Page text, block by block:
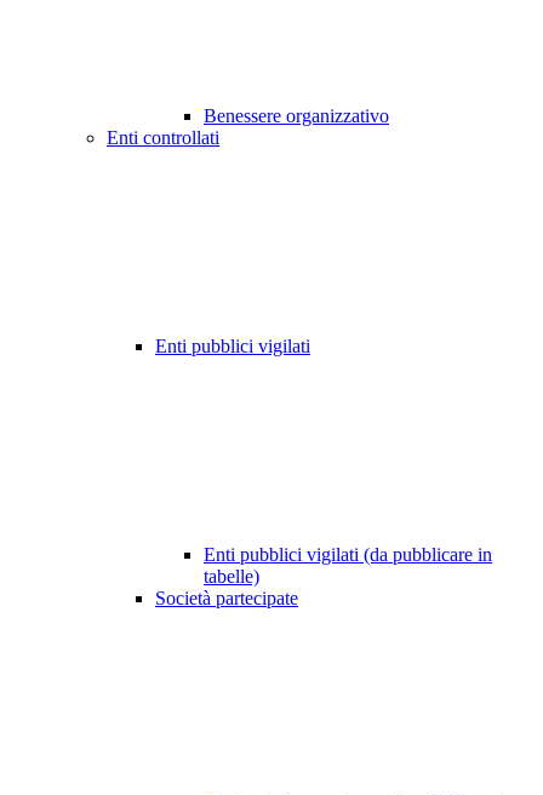
Benessere organizzativo
Enti controllati
Enti pubblici vigilati
Enti pubblici vigilati (da pubblicare in
tabelle)
Società partecipate